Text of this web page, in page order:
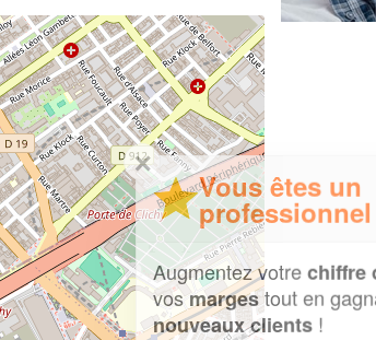
✕
Vous êtes un
professionnel ?
Augmentez votrechiffre d'affaireset
vosmargestout en gagnant de
nouveaux clients!